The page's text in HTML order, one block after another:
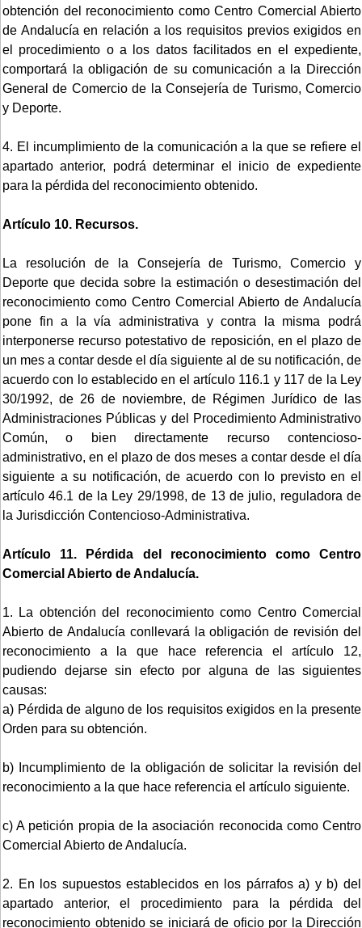
obtención del reconocimiento como Centro Comercial Abierto
de Andalucía en relación a los requisitos previos exigidos en
el procedimiento o a los datos facilitados en el expediente,
comportará la obligación de su comunicación a la Dirección
General de Comercio de la Consejería de Turismo, Comercio
y Deporte.
4. El incumplimiento de la comunicación a la que se refiere el
apartado anterior, podrá determinar el inicio de expediente
para la pérdida del reconocimiento obtenido.
Artículo 10. Recursos.
La resolución de la Consejería de Turismo, Comercio y
Deporte que decida sobre la estimación o desestimación del
reconocimiento como Centro Comercial Abierto de Andalucía
pone fin a la vía administrativa y contra la misma podrá
interponerse recurso potestativo de reposición, en el plazo de
un mes a contar desde el día siguiente al de su notificación, de
acuerdo con lo establecido en el artículo 116.1 y 117 de la Ley
30/1992, de 26 de noviembre, de Régimen Jurídico de las
Administraciones Públicas y del Procedimiento Administrativo
Común, o bien directamente recurso contencioso-
administrativo, en el plazo de dos meses a contar desde el día
siguiente a su notificación, de acuerdo con lo previsto en el
artículo 46.1 de la Ley 29/1998, de 13 de julio, reguladora de
la Jurisdicción Contencioso-Administrativa.
Artículo 11. Pérdida del reconocimiento como Centro
Comercial Abierto de Andalucía.
1. La obtención del reconocimiento como Centro Comercial
Abierto de Andalucía conllevará la obligación de revisión del
reconocimiento a la que hace referencia el artículo 12,
pudiendo dejarse sin efecto por alguna de las siguientes
causas:
a) Pérdida de alguno de los requisitos exigidos en la presente
Orden para su obtención.
b) Incumplimiento de la obligación de solicitar la revisión del
reconocimiento a la que hace referencia el artículo siguiente.
c) A petición propia de la asociación reconocida como Centro
Comercial Abierto de Andalucía.
2. En los supuestos establecidos en los párrafos a) y b) del
apartado anterior, el procedimiento para la pérdida del
reconocimiento obtenido se iniciará de oficio por la Dirección